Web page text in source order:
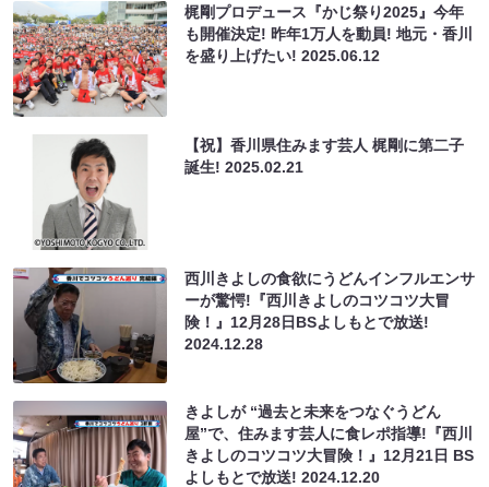
梶剛プロデュース『かじ祭り2025』今年
も開催決定! 昨年1万人を動員! 地元・香川
を盛り上げたい!2025.06.12
【祝】香川県住みます芸人 梶剛に第二子
誕生!2025.02.21
西川きよしの食欲にうどんインフルエンサ
ーが驚愕!『西川きよしのコツコツ大冒
険！』12月28日BSよしもとで放送!
2024.12.28
きよしが “過去と未来をつなぐうどん
屋”で、住みます芸人に食レポ指導!『西川
きよしのコツコツ大冒険！』12月21日 BS
よしもとで放送!2024.12.20